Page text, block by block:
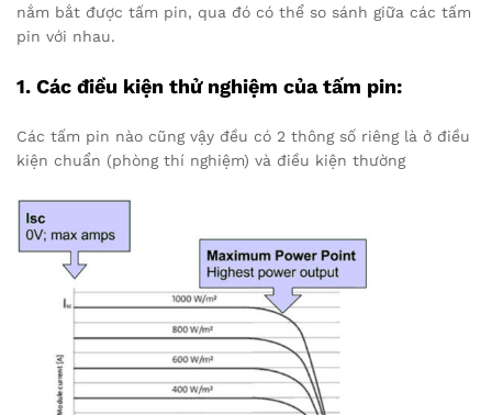
nắm bắt được tấm pin, qua đó có thể so sánh giữa các tấm
pin với nhau.
1. Các điều kiện thử nghiệm của tấm pin:
Các tấm pin nào cũng vậy đều có 2 thông số riêng là ở điều
kiện chuẩn (phòng thí nghiệm) và điều kiện thường